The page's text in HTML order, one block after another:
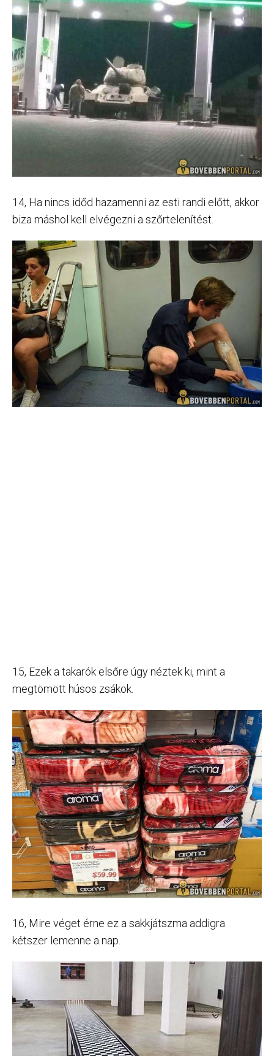
14, Ha nincs időd hazamenni az esti randi előtt, akkor
biza máshol kell elvégezni a szőrtelenítést.
15, Ezek a takarók elsőre úgy néztek ki, mint a
megtömött húsos zsákok.
16, Mire véget érne ez a sakkjátszma addigra
kétszer lemenne a nap.